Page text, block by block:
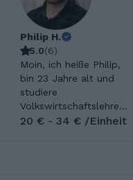
Philip H.
5.0(6)
Moin, ich heiße Philip,
bin 23 Jahre alt und
studiere
Volkswirtschaftslehre
und Japanologie in
20 € - 34 € /Einheit